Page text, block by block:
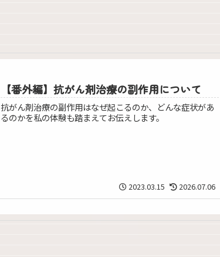
【番外編】抗がん剤治療の副作用について
抗がん剤治療の副作用はなぜ起こるのか、どんな症状があ
るのかを私の体験も踏まえてお伝えします。
2023.03.15 2026.07.06